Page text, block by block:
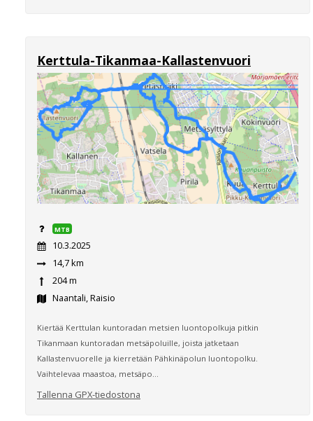
Kerttula-Tikanmaa-Kallastenvuori
MTB
10.3.2025
14,7 km
204 m
Naantali, Raisio
Kiertää Kerttulan kuntoradan metsien luontopolkuja pitkin
Tikanmaan kuntoradan metsäpoluille, joista jatketaan
Kallastenvuorelle ja kierretään Pähkinäpolun luontopolku.
Vaihtelevaa maastoa, metsäpo...
Tallenna GPX-tiedostona